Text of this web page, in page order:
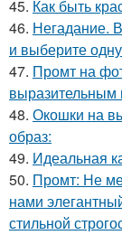
45. Как быть
46. Негадание.
и выберите
47. Промт на
выразительным
48. Окошки на
образ:
49. Идеальная
50. Промт: Не
нами
стильной